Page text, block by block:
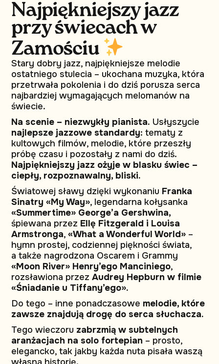
Najpiękniejszy jazz
przy świecach w
Zamościu
Stary dobry jazz, najpiękniejsze melodie
ostatniego stulecia – ukochana muzyka, która
przetrwała pokolenia i do dziś porusza serca
najbardziej wymagających melomanów na
świecie.
Na scenie – niezwykły pianista. Usłyszycie
najlepsze jazzowe standardy: tematy z
kultowych filmów, melodie, które przeszły
próbę czasu i pozostały z nami do dziś.
Najpiękniejszy jazz ożyje w blasku świec –
ciepły, rozpoznawalny, bliski.
Światowej sławy dzięki wykonaniu Franka
Sinatry «My Way», legendarna kołysanka
«Summertime» George’a Gershwina,
śpiewana przez Ellę Fitzgerald i Louisa
Armstronga, «What a Wonderful World»–
hymn prostej, codziennej piękności świata,
a także nagrodzona Oscarem i Grammy
«Moon River» Henry’ego Manciniego,
rozsławiona przez Audrey Hepburn w filmie
«Śniadanie u Tiffany’ego».
Do tego – inne ponadczasowe melodie, które
zawsze znajdują drogę do serca słuchacza.
Tego wieczoru zabrzmią w subtelnych
aranżacjach na solo fortepian – prosto,
elegancko, tak jakby każda nuta pisała waszą